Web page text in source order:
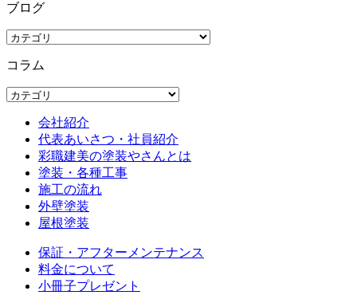
ブログ
コラム
会社紹介
代表あいさつ・社員紹介
彩職建美の塗装やさんとは
塗装・各種工事
施工の流れ
外壁塗装
屋根塗装
保証・アフターメンテナンス
料金について
小冊子プレゼント